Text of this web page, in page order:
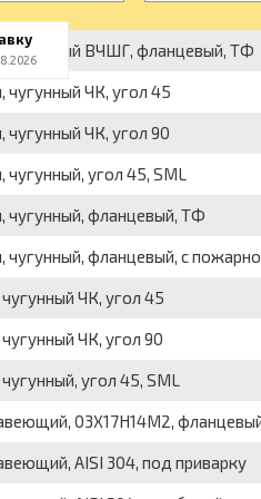
чугунный ВЧШГ, фланцевый, ТФ
чугунный ЧК, угол 45
чугунный ЧК, угол 90
угол 45, SML
чугунный, фланцевый, ТФ
чугунный, фланцевый, с
ЧК, угол 45
ЧК, угол 90
угол 45, SML
03Х17Н14М2,
AISI 304, под приварку